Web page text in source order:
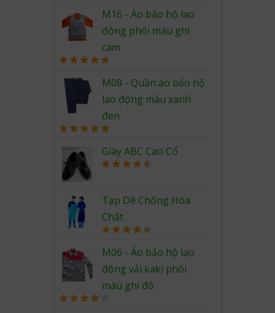
out of 5
M16 - Áo bảo hộ lao
động phối màu ghi
cam
out of 5
M08 - Quần áo bảo hộ
lao động màu xanh
đen
out of 5 Giày ABC Cao Cổ
Tạp Dề Chống Hóa
Chất
out of 5
M06 - Áo bảo hộ lao
động vải kaki phối
màu ghi đỏ